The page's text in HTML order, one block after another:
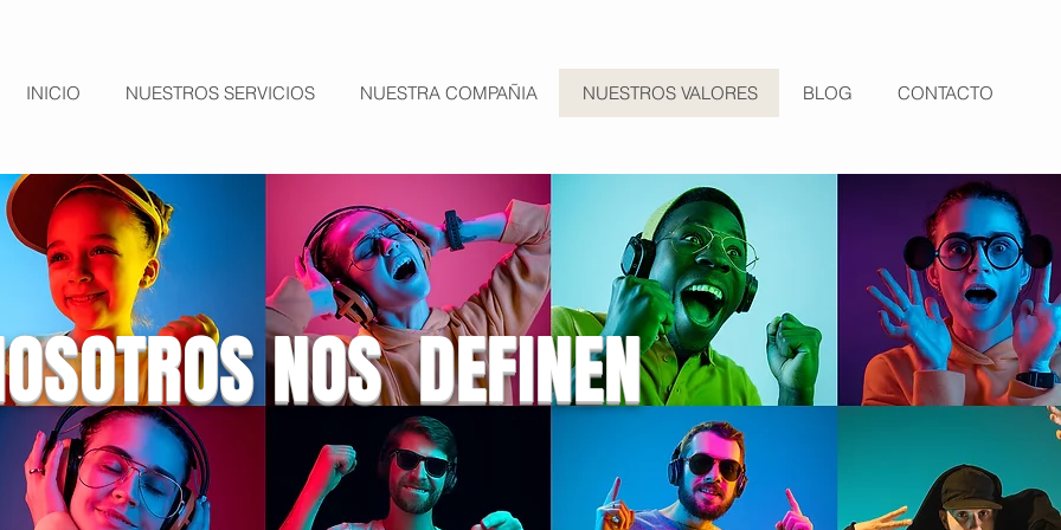
INICIO NUESTROS SERVICIOS NUESTRA COMPAÑIA NUESTROS VALORES BLOG CONTACTO
NOS DEFINEN